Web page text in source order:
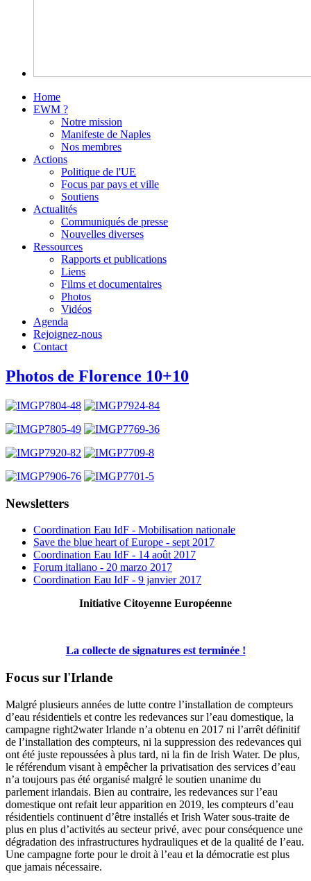
Home
EWM ?
Notre mission
Manifeste de Naples
Nos membres
Actions
Politique de l'UE
Focus par pays et ville
Soutiens
Actualités
Communiqués de presse
Nouvelles diverses
Ressources
Rapports et publications
Liens
Films et documentaires
Photos
Vidéos
Agenda
Rejoignez-nous
Contact
Photos de Florence 10+10
Newsletters
Coordination Eau IdF - Mobilisation nationale
Save the blue heart of Europe - sept 2017
Coordination Eau IdF - 14 août 2017
Forum italiano - 20 marzo 2017
Coordination Eau IdF - 9 janvier 2017
Initiative Citoyenne Européenne
La collecte de signatures est terminée !
Focus sur l'Irlande
Malgré plusieurs années de lutte contre l’installation de compteurs
d’eau résidentiels et contre les redevances sur l’eau domestique, la
campagne right2water Irlande n’a obtenu en 2017 ni l’arrêt définitif
de l’installation des compteurs, ni la suppression des redevances qui
ont été juste repoussées à plus tard, ni la fin de Irish Water. De plus,
le référendum visant à empêcher la privatisation des services d’eau
n’a toujours pas été organisé malgré le soutien unanime du
parlement irlandais. Bien au contraire, les redevances sur l’eau
domestique ont refait leur apparition en 2019, les compteurs d’eau
résidentiels continuent d’être installés et Irish Water sous-traite de
plus en plus d’activités au secteur privé, avec pour conséquence une
dégradation des infrastructures hydrauliques et de la qualité de l’eau.
Une campagne forte pour le droit à l’eau et la démocratie est plus
que jamais nécessaire.